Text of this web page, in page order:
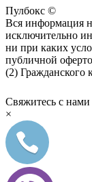
Пулбокс ©
Вся информация
исключительно
ни при каких
публичной
(2) Гражданского
Свяжитесь с нами
×